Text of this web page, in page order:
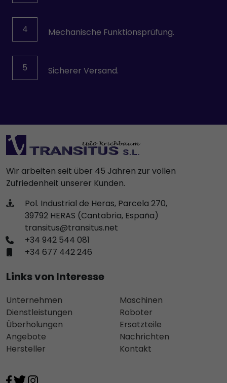
4 Mechanische Funktionsprüfung.
5 Sicherer Versand.
Wir arbeiten seit über 45 Jahren zur vollen
Zufriedenheit unserer Kunden.
Pol. Industrial de Heras, Parcela 270,
39792 HERAS (Cantabria, España)
transitus@transitus.net
+34 942 544 081
+34 677 442 246
Links von Interesse
Unternehmen
Dienstleistungen
Überholungen
Angebote
Hersteller
Maschinen
Roboter
Ersatzteile
Nachrichten
Kontakt